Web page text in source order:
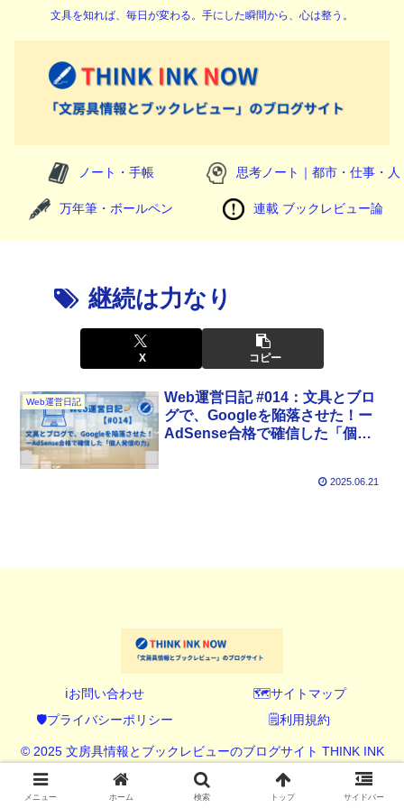
文具を知れば、毎日が変わる。手にした瞬間から、心は整う。
ノート・手帳 思考ノート｜都市・仕事・人
万年筆・ボールペン 連載 ブックレビュー論
継続は力なり
X コピー
Web運営日記
Web運営日記 #014：文具とブロ
グで、Googleを陥落させた！ー
AdSense合格で確信した「個人
2025.06.21
ℹ️お問い合わせ
🗺️サイトマップ
🛡️プライバシーポリシー
🗒️利用規約
© 2025 文房具情報とブックレビューのブログサイト THINK INK
NOW (シンク インク ナウ).
メニュー ホーム 検索 トップ サイドバー